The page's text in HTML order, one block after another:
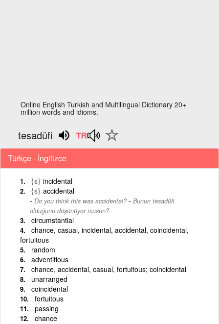
Online English Turkish and Multilingual Dictionary 20+
million words and idioms.
tesadüfi
Türkçe - İngilizce
{s} incidental
{s} accidental
Do you think this was accidental? - Bunun tesadüfi
olduğunu düşünüyor musun?
circumstantial
chance, casual, incidental, accidental, coincidental,
fortuitous
random
adventitious
chance, accidental, casual, fortuitous; coincidental
unarranged
coincidental
fortuitous
passing
chance